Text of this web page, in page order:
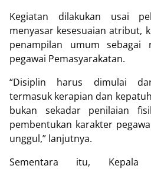
Kegiatan dilakukan usai
menyasar kesesuaian atribut,
penampilan umum sebagai
pegawai Pemasyarakatan.
“Disiplin harus dimulai
termasuk kerapian dan
bukan sekadar penilaian
pembentukan karakter
unggul,” lanjutnya.
Sementara itu, Kepala